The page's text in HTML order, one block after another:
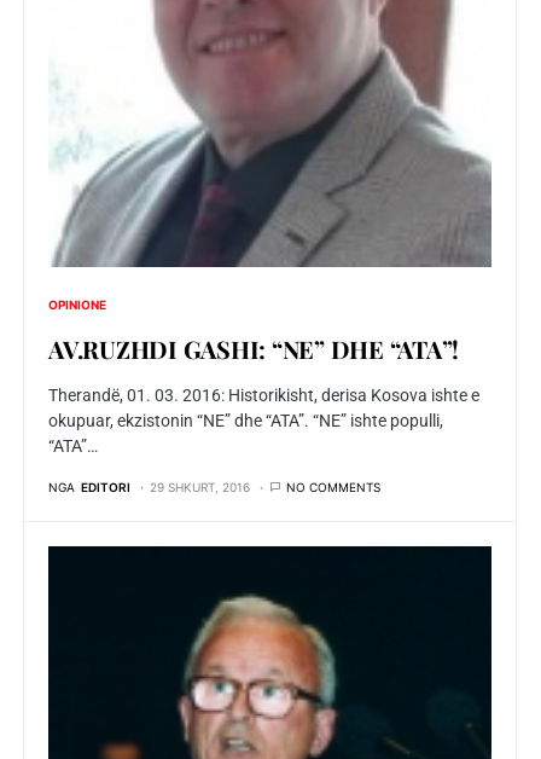
OPINIONE
AV.RUZHDI GASHI: “NE” DHE “ATA”!
Therandë, 01. 03. 2016: Historikisht, derisa Kosova ishte e
okupuar, ekzistonin “NE” dhe “ATA”. “NE” ishte populli,
“ATA”…
NGA EDITORI 29 SHKURT, 2016 NO COMMENTS